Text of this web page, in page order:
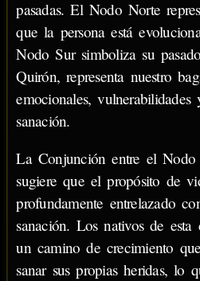
pasadas. El Nodo Norte
que la persona está
Nodo Sur simboliza su
Quirón, representa nuestro
emocionales,
sanación.
La Conjunción entre el
sugiere que el propósito de
profundamente entrelazado
sanación. Los nativos de
un camino de crecimiento
sanar sus propias heridas, lo